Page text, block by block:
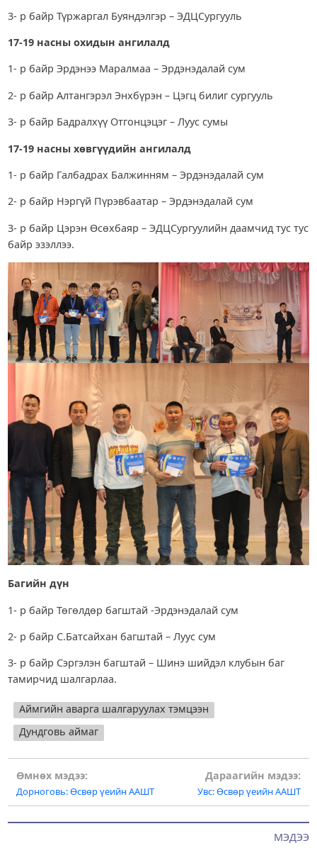
МЭДЭЭ
3- р байр Түржаргал Буяндэлгэр – ЭДЦСургууль
17-19 насны охидын ангилалд
1- р байр Эрдэнээ Маралмаа – Эрдэнэдалай сум
2- р байр Алтангэрэл Энхбүрэн – Цэгц билиг сургууль
3- р байр Бадралхүү Отгонцэцэг – Луус сумы
17-19 насны хөвгүүдийн ангилалд
1- р байр Галбадрах Балжинням – Эрдэнэдалай сум
2- р байр Нэргүй Пүрэвбаатар – Эрдэнэдалай сум
3- р байр Цэрэн Өсөхбаяр – ЭДЦСургуулийн даамчид тус тус
байр эзэллээ.
Багийн дүн
1- р байр Төгөлдөр багштай -Эрдэнэдалай сум
2- р байр С.Батсайхан багштай – Луус сум
3- р байр Сэргэлэн багштай – Шинэ шийдэл клубын баг
тамирчид шалгарлаа.
Аймгийн аварга шалгаруулах тэмцээн
Дундговь аймаг
Post
navigation
Өмнөх мэдээ:
Дорноговь: Өсвөр үеийн ААШТ
Дараагийн мэдээ:
Увс: Өсвөр үеийн ААШТ